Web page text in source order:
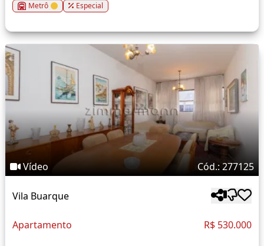
Metrô Especial
Vídeo Cód.: 277125
Vila Buarque
Apartamento R$ 530.000